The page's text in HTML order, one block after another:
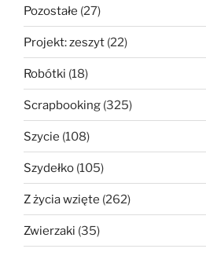
Pozostałe (27)
Projekt: zeszyt (22)
Robótki (18)
Scrapbooking (325)
Szycie (108)
Szydełko (105)
Z życia wzięte (262)
Zwierzaki (35)